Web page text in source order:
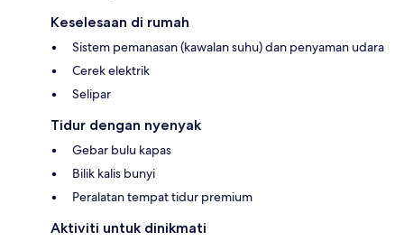
Keselesaan di rumah
Sistem pemanasan (kawalan suhu) dan penyaman udara
Cerek elektrik
Selipar
Tidur dengan nyenyak
Gebar bulu kapas
Bilik kalis bunyi
Peralatan tempat tidur premium
Aktiviti untuk dinikmati